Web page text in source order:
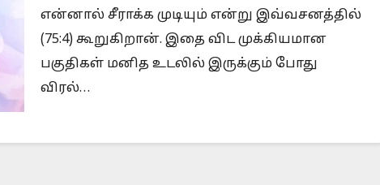
என்னால் சீராக்க முடியும் என்று இவ்வசனத்தில்
(75:4) கூறுகிறான். இதை விட முக்கியமான
பகுதிகள் மனித உடலில் இருக்கும் போது
விரல்…
Is Prophet Muhammad superior to Jesus?